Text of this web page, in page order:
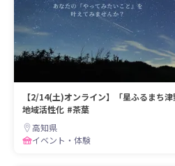
【2/14(土)オンライン】「星ふるまち
地域活性化 #茶葉
高知県
イベント・体験